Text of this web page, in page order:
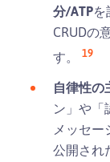
分/ATP
CRUDの
す。 19
自律性の
ン」や「
メッセー
公開され